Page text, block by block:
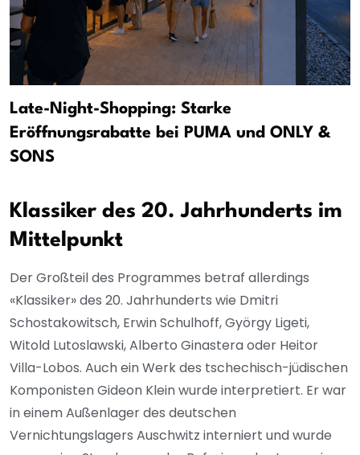
Late-Night-Shopping: Starke
Eröffnungsrabatte bei PUMA und ONLY &
SONS
Klassiker des 20. Jahrhunderts im
Mittelpunkt
Der Großteil des Programmes betraf allerdings
«Klassiker» des 20. Jahrhunderts wie Dmitri
Schostakowitsch, Erwin Schulhoff, György Ligeti,
Witold Lutoslawski, Alberto Ginastera oder Heitor
Villa-Lobos. Auch ein Werk des tschechisch-jüdischen
Komponisten Gideon Klein wurde interpretiert. Er war
in einem Außenlager des deutschen
Vernichtungslagers Auschwitz interniert und wurde